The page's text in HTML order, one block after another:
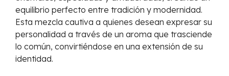
equilibrio perfecto entre tradición y modernidad.
Esta mezcla cautiva a quienes desean expresar su
personalidad a través de un aroma que trasciende
lo común, convirtiéndose en una extensión de su
identidad.